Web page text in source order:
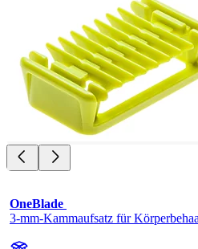
OneBlade
3-mm-Kammaufsatz für